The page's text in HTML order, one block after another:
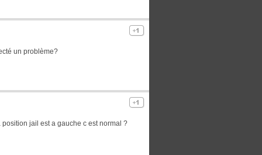
un problème?
jail est a gauche c est normal ?